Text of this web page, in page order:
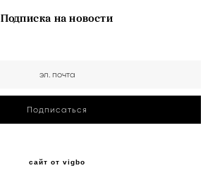
Подписка на новости
Подписаться
сайт от vigbo